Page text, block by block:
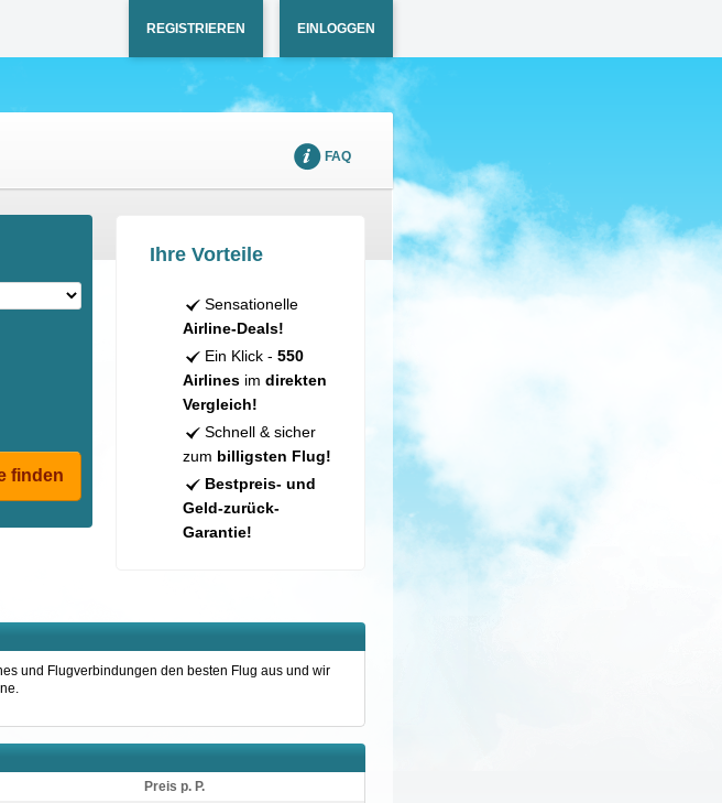
REGISTRIEREN EINLOGGEN
FAQ
finden
Ihre Vorteile
Sensationelle
Airline-Deals!
Ein Klick - 550
Airlinesim direkten
Vergleich!
Schnell & sicher
zum billigsten Flug!
Bestpreis- und
Geld-zurück-
Garantie!
und Flugverbindungen den besten Flug aus und wir
Preis p. P.